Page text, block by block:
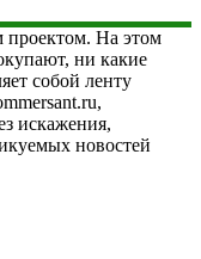
проектом. На этом
ни какие
собой ленту
искажения,
новостей